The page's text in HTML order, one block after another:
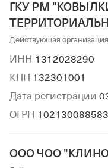
ГКУ РМ
Действующая организация
ИНН 1312028290
КПП 132301001
Дата регистрации
ОГРН
ООО ЧОО